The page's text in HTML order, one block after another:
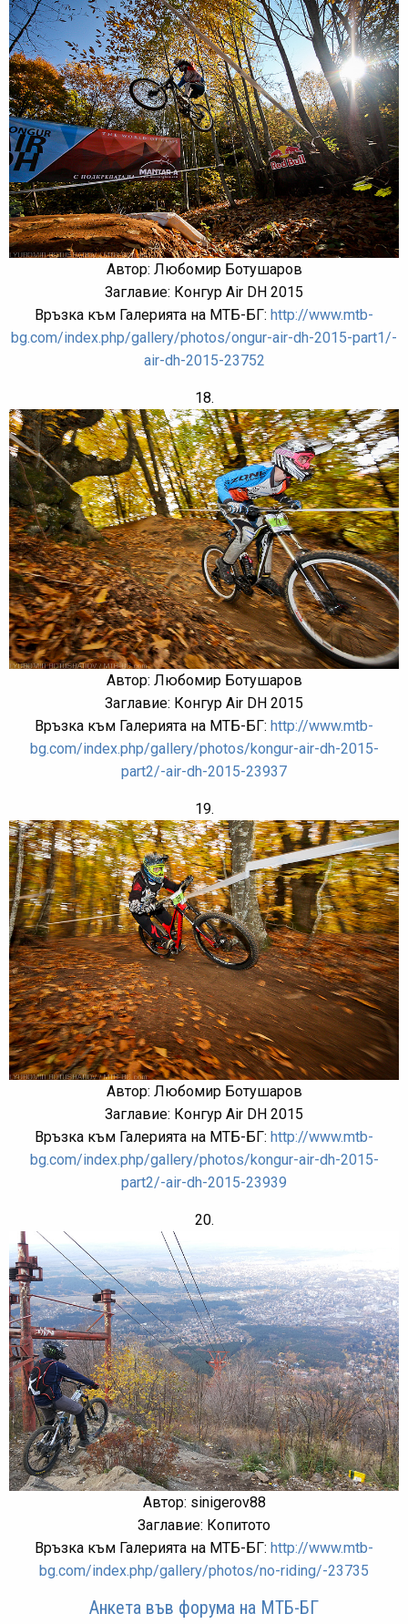
Автор: Любомир Ботушаров
Заглавие: Конгур Air DH 2015
Връзка към Галерията на МТБ-БГ: http://www.mtb-
bg.com/index.php/gallery/photos/ongur-air-dh-2015-part1/-
air-dh-2015-23752
18.
Автор: Любомир Ботушаров
Заглавие: Конгур Air DH 2015
Връзка към Галерията на МТБ-БГ: http://www.mtb-
bg.com/index.php/gallery/photos/kongur-air-dh-2015-
part2/-air-dh-2015-23937
19.
Автор: Любомир Ботушаров
Заглавие: Конгур Air DH 2015
Връзка към Галерията на МТБ-БГ: http://www.mtb-
bg.com/index.php/gallery/photos/kongur-air-dh-2015-
part2/-air-dh-2015-23939
20.
Автор: sinigerov88
Заглавие: Копитото
Връзка към Галерията на МТБ-БГ: http://www.mtb-
bg.com/index.php/gallery/photos/no-riding/-23735
Анкета във форума на МТБ-БГ